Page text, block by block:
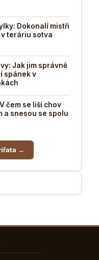
Dokonalí mistři
teráriu sotva
Jak jim správně
spánek v
čem se liší chov
a snesou se spolu
→